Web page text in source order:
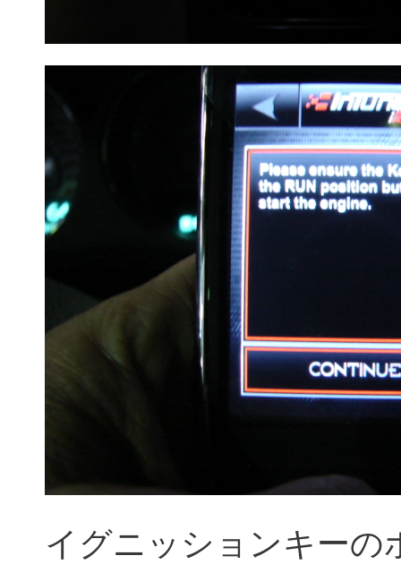
イグニッションキー